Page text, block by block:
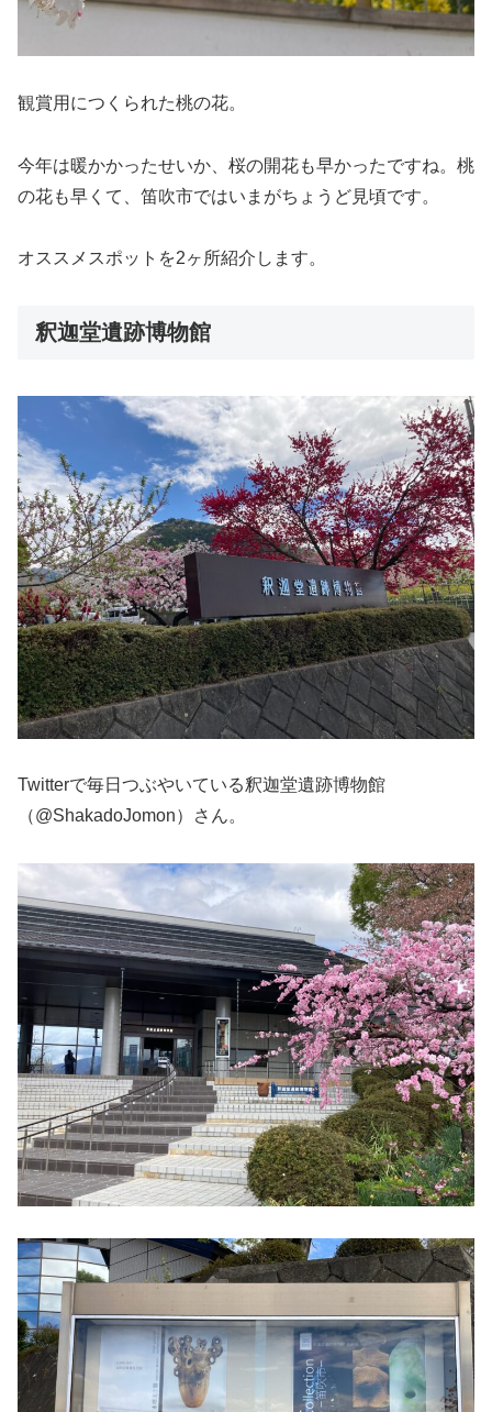
観賞用につくられた桃の花。
今年は暖かかったせいか、桜の開花も早かったですね。桃
の花も早くて、笛吹市ではいまがちょうど見頃です。
オススメスポットを2ヶ所紹介します。
釈迦堂遺跡博物館
Twitterで毎日つぶやいている釈迦堂遺跡博物館
（@ShakadoJomon）さん。